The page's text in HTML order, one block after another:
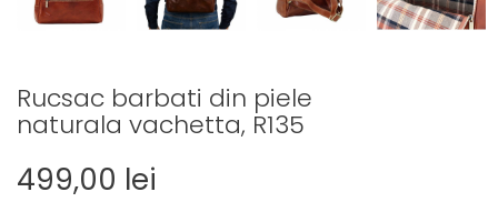
Rucsac barbati din piele
naturala vachetta, R135
499,00 lei